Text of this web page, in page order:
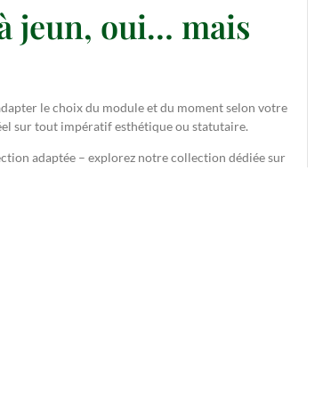
jeun, oui… mais
le choix du module et du moment selon votre
sur tout impératif esthétique ou statutaire.
adaptée – explorez notre collection dédiée sur